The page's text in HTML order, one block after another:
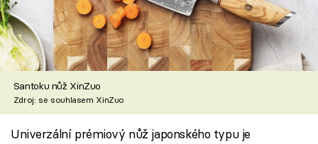
Santoku nůž XinZuo
Zdroj: se souhlasem XinZuo
Univerzální prémiový nůž japonského typu je